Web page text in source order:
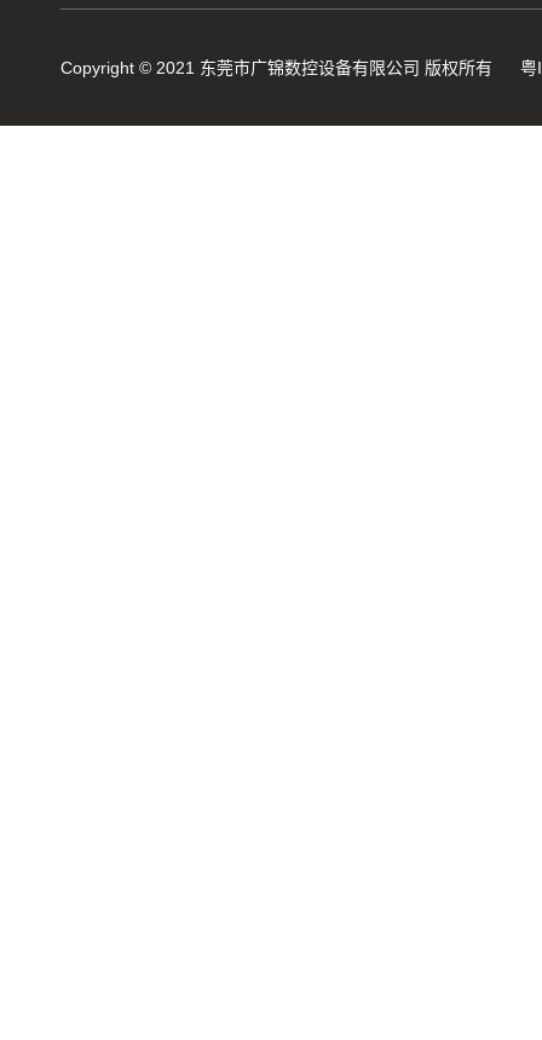
Copyright © 2021 东莞市广锦数控设备有限公司 版权所有 粤